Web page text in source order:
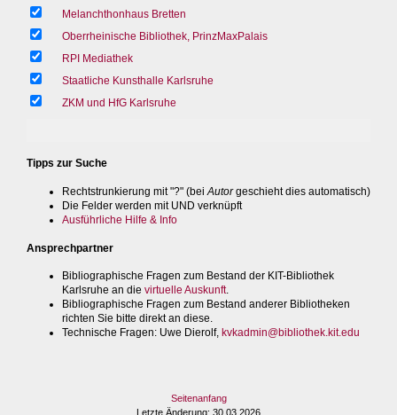
Melanchthonhaus Bretten
Oberrheinische Bibliothek, PrinzMaxPalais
RPI Mediathek
Staatliche Kunsthalle Karlsruhe
ZKM und HfG Karlsruhe
Tipps zur Suche
Rechtstrunkierung mit "?" (bei Autorgeschieht dies automatisch)
Die Felder werden mit UND verknüpft
Ausführliche Hilfe & Info
Ansprechpartner
Bibliographische Fragen zum Bestand der KIT-Bibliothek
Karlsruhe an die virtuelle Auskunft.
Bibliographische Fragen zum Bestand anderer Bibliotheken
richten Sie bitte direkt an diese.
Technische Fragen: Uwe Dierolf, kvkadmin@bibliothek.kit.edu
Seitenanfang
Letzte Änderung: 30.03.2026